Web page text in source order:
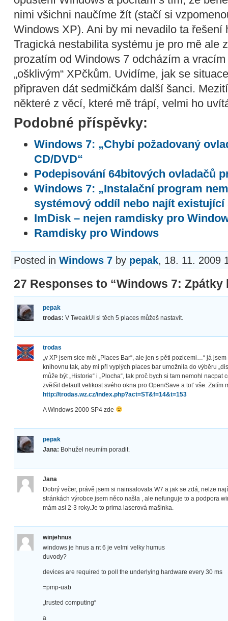
nimi všichni naučíme žít (stačí si
Windows XP). Ani by mi nevadilo ta řešení
Tragická nestabilita systému je pro mě ale
prozatím od Windows 7 odcházím a vracím
„ošklivým“ XPčkům. Uvidíme, jak se
připraven dát sedmičkám další šanci.
některé z věcí, které mě trápí, velmi ho
Podobné příspěvky:
Windows 7: „Chybí požadovaný
CD/DVD“
Podepisování 64bitových ovladačů
Windows 7: „Instalační program
systémový oddíl nebo najít
ImDisk – nejen ramdisky pro
Ramdisky pro Windows
Posted in Windows 7 by pepak, 18. 11. 2009
27 Responses to “Windows 7: Zpátky
pepak
trodas: V TweakUI si těch 5 places můžeš nastavit.
trodas
„v XP jsem sice měl „Places Bar“, ale jen s pěti pozicemi…“ já
knihovnu tak, aby mi při vyplých places bar umožnila do výběru
může být „Historie“ i „Plocha“, tak proč bych si tam nemohl
zvětšil default velikost svého okna pro Open/Save a toť vše. Zatím
http://trodas.wz.cz/index.php?act=ST&f=14&t=153
A Windows 2000 SP4 zde
pepak
Jana: Bohužel neumím poradit.
Jana
Dobrý večer, právě jsem si nainsalovala W7 a jak se zdá, nelze
stránkách výrobce jsem něco našla , ale nefunguje to a podpora
mám asi 2-3 roky.Je to prima laserová mašinka.
winjehnus
windows je hnus a nt 6 je velmi velky humus
duvody?
devices are required to poll the underlying hardware every 30 ms
=pmp-uab
„trusted computing“
a